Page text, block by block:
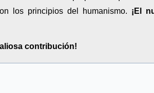
los principios del humanismo. ¡El
contribución!